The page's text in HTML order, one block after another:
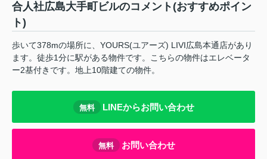
合人社広島大手町ビルのコメント(おすすめポイン
ト)
歩いて378mの場所に、YOURS(ユアーズ) LIVI広島本通店があり
ます。徒歩1分に駅がある物件です。こちらの物件はエレベータ
ー2基付きです。地上10階建ての物件。
無料 LINEからお問い合わせ
無料 お問い合わせ